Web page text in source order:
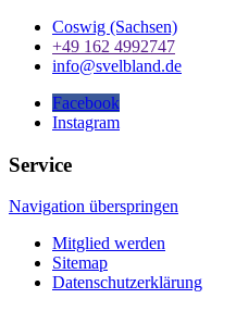
Coswig (Sachsen)
+49 162 4992747
info@svelbland.de
Facebook
Instagram
Service
Navigation überspringen
Mitglied werden
Sitemap
Datenschutzerklärung